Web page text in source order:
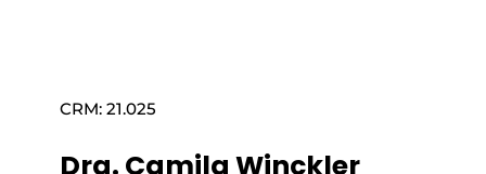
CRM: 21.025
Dra. Camila Winckler